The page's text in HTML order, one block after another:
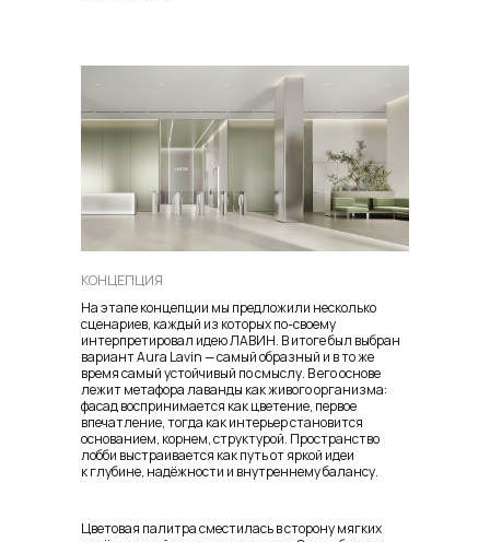
КОНЦЕПЦИЯ
На этапе концепции мы предложили несколько
сценариев, каждый из которых по-своему
интерпретировал идею ЛАВИН. В итоге был выбран
вариант Aura Lavin — самый образный и в то же
время самый устойчивый по смыслу. В его основе
лежит метафора лаванды как живого организма:
фасад воспринимается как цветение, первое
впечатление, тогда как интерьер становится
основанием, корнем, структурой. Пространство
лобби выстраивается как путь от яркой идеи
к глубине, надёжности и внутреннему балансу.
Цветовая палитра сместилась в сторону мягких